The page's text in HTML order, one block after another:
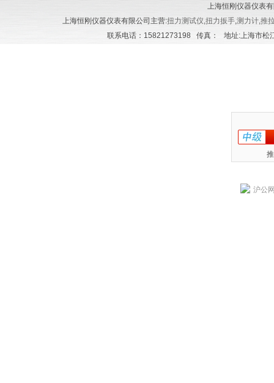
上海恒刚仪器仪表
上海恒刚仪器仪表有限公司主营:扭力测试仪,扭力扳手,测力计,推
联系电话：15821273198 传真： 地址:上海市
沪公